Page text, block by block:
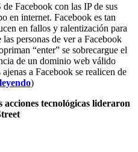
Facebook con las IP de sus
en internet. Facebook es tan
en fallos y ralentización para
personas de ver a Facebook
“enter” se sobrecargue el
de un dominio web válido
a Facebook se realicen de
)
acciones tecnológicas lideraron